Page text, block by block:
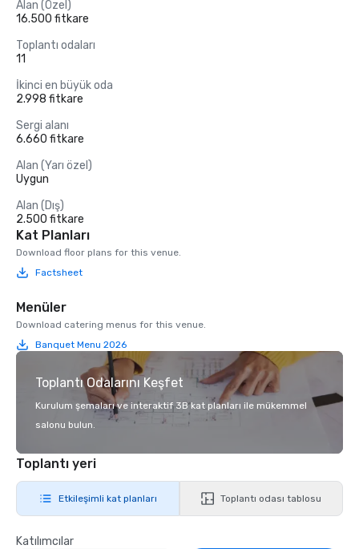
Alan (Özel)
16.500 fitkare
Toplantı odaları
11
İkinci en büyük oda
2.998 fitkare
Sergi alanı
6.660 fitkare
Alan (Yarı özel)
Uygun
Alan (Dış)
2.500 fitkare
Kat Planları
Download floor plans for this venue.
Factsheet
Menüler
Download catering menus for this venue.
Banquet Menu 2026
Toplantı Odalarını Keşfet
Kurulum şemaları ve interaktif 3B kat planları ile mükemmel
salonu bulun.
Toplantı yeri
Etkileşimli kat planları Toplantı odası tablosu
Katılımcılar